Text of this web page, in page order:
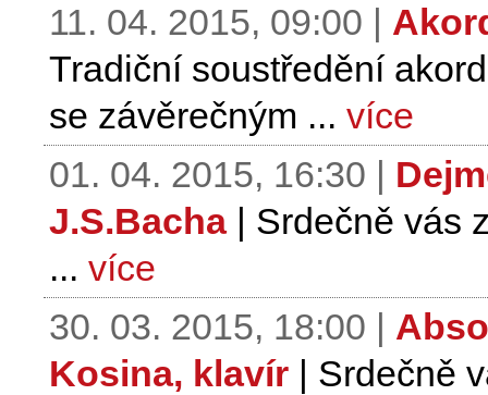
11. 04. 2015, 09:00 |
Tradiční soustředění
se závěrečným ... více
01. 04. 2015, 16:30 |
J.S.Bacha| Srdečně vás
... více
30. 03. 2015, 18:00 |
Kosina, klavír | Srdečně